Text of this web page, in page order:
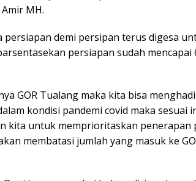
MH.
persiapan demi persipan terus digesa
persiapan sudah mencapai
GOR Tualang maka kita bisa
kondisi pandemi covid maka sesuai
kita untuk memprioritaskan penerapan
membatasi jumlah yang masuk ke